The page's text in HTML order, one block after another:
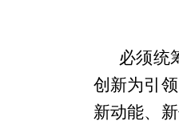
必须统
创新为引
新动能、